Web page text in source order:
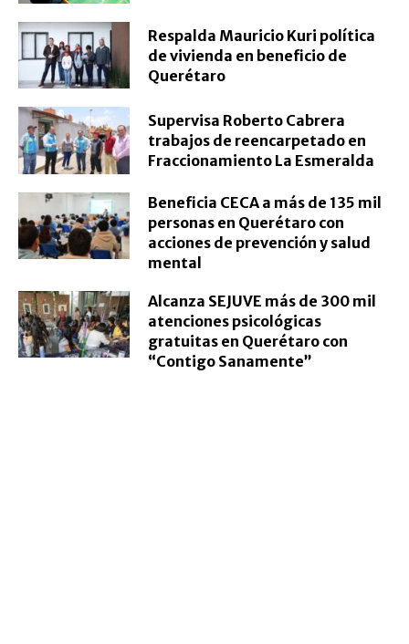
Respalda Mauricio Kuri política
de vivienda en beneficio de
Querétaro
Supervisa Roberto Cabrera
trabajos de reencarpetado en
Fraccionamiento La Esmeralda
Beneficia CECA a más de 135 mil
personas en Querétaro con
acciones de prevención y salud
mental
Alcanza SEJUVE más de 300 mil
atenciones psicológicas
gratuitas en Querétaro con
“Contigo Sanamente”